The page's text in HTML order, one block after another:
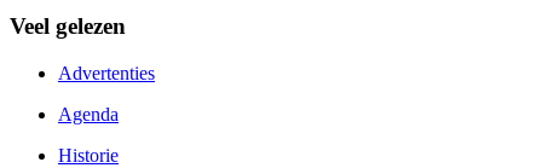
Veel gelezen
Advertenties
Agenda
Historie